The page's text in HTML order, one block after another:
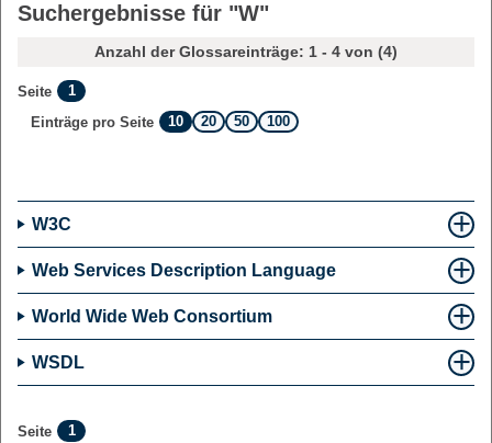
Suchergebnisse für "W"
Anzahl der Glossareinträge: 1 - 4 von (4)
Seite
1
Einträge pro Seite
10 20 50 100
W3C
Web Services Description Language
World Wide Web Consortium
WSDL
Seite
1